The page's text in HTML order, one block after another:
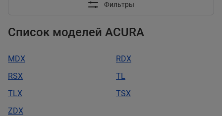
Фильтры
Список моделей ACURA
MDX
RDX
RSX
TL
TLX
TSX
ZDX